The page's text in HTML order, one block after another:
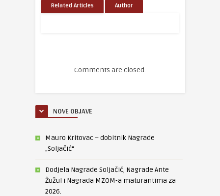
Related Articles Author
Comments are closed.
NOVE OBJAVE
Mauro Kritovac – dobitnik Nagrade
„Soljačić“
Dodjela Nagrade Soljačić, Nagrade Ante
Žužul i Nagrada MZOM-a maturantima za
2026.